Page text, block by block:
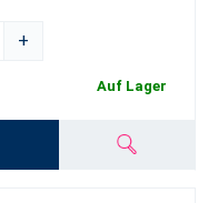
+
Auf Lager